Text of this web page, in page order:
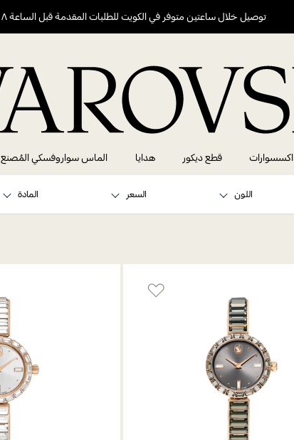
توصيل خلال ساعتين متوفر في الكويت للطلبات المقدمة قبل الساعة ٨ مساءً
اكسسوارات قطع ديكور هدايا الماس سواروفسكي المُصنع
اللون السعر المادة